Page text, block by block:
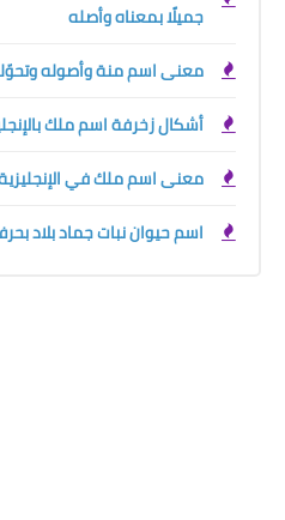
جميلًا بمعناه وأصله
معنى اسم منة وأصوله
أشكال زخرفة اسم ملك
معنى اسم ملك في الإنجليزية
اسم حيوان نبات جماد بلاد